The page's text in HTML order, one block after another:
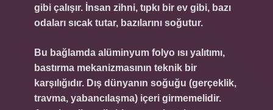
gibi çalışır. İnsan zihni, tıpkı bir ev gibi, bazı
odaları sıcak tutar, bazılarını soğutur.
Bu bağlamda alüminyum folyo ısı yalıtımı,
bastırma mekanizmasının teknik bir
karşılığıdır. Dış dünyanın soğuğu (gerçeklik,
travma, yabancılaşma) içeri girmemelidir.